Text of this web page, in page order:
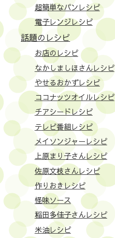
超簡単なパンレシピ
電子レンジレシピ
話題のレシピ
お店のレシピ
なかしましほさんレシピ
やせるおかずレシピ
ココナッツオイルレシピ
チアシードレシピ
テレビ番組レシピ
メイソンジャーレシピ
上原まり子さんレシピ
佐原文枝さんレシピ
作りおきレシピ
怪味ソース
稲田多佳子さんレシピ
米油レシピ